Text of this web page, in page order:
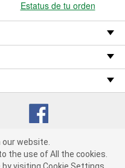
"Accept", you consent
cookies.
Estatus de tu orden
v OST_3.2.0.0.729 (3) cv1361
our website.
the use of All the cookies.